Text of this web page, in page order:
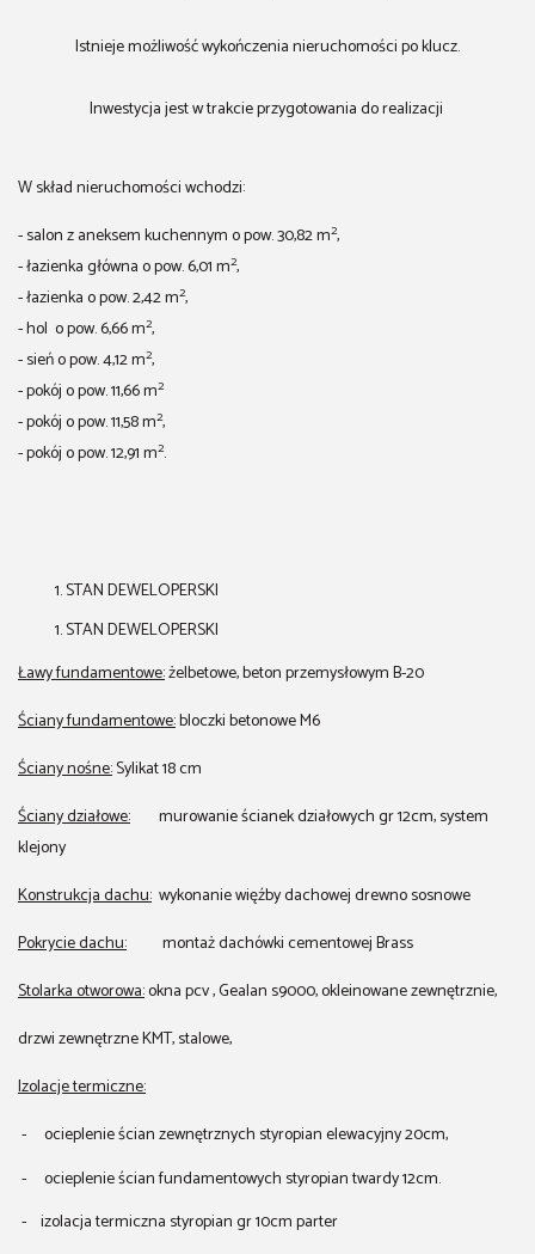
Istnieje możliwość wykończenia nieruchomości po klucz.
Inwestycja jest w trakcie przygotowania do realizacji
W skład nieruchomości wchodzi:
- salon z aneksem kuchennym o pow. 30,82 m2,
- łazienka główna o pow. 6,01 m2,
- łazienka o pow. 2,42 m2,
- hol o pow. 6,66 m2,
- sień o pow. 4,12 m2,
- pokój o pow. 11,66 m2
- pokój o pow. 11,58 m2,
- pokój o pow. 12,91 m2.
STAN DEWELOPERSKI
STAN DEWELOPERSKI
Ławy fundamentowe:żelbetowe, beton przemysłowym B-20
Ściany fundamentowe:bloczki betonowe M6
Ściany nośne:Sylikat 18 cm
Ściany działowe: murowanie ścianek działowych gr 12cm, system
klejony
Konstrukcja dachu: wykonanie więźby dachowej drewno sosnowe
Pokrycie dachu: montaż dachówki cementowej Brass
Stolarka otworowa:okna pcv , Gealan s9000, okleinowane zewnętrznie,
drzwi zewnętrzne KMT, stalowe,
Izolacje termiczne:
- ocieplenie ścian zewnętrznych styropian elewacyjny 20cm,
- ocieplenie ścian fundamentowych styropian twardy 12cm.
- izolacja termiczna styropian gr 10cm parter